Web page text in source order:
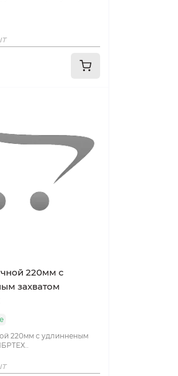
220мм с
захватом
220мм с удлинненым